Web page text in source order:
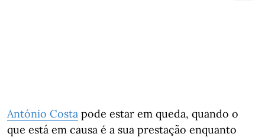
António Costa pode estar em queda, quando o
que está em causa é a sua prestação enquanto